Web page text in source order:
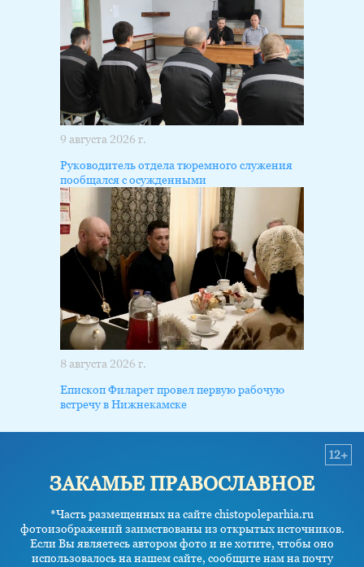
9 августа 2026 г.
Руководитель отдела тюремного служения
пообщался с осужденными
8 августа 2026 г.
Епископ Филарет провел первую рабочую
встречу в Нижнекамске
ЗАКАМЬЕ ПРАВОСЛАВНОЕ
*Часть размещенных на сайте chistopoleparhia.ru
фотоизображений заимствованы из открытых источников.
Если Вы являетесь автором фото и не хотите, чтобы оно
использовалось на нашем сайте, сообщите нам на почту
12+